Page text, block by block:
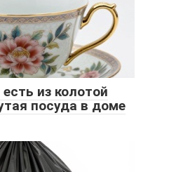
из колотой
посуда в доме